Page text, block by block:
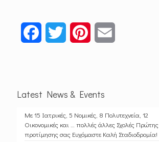
FacebookTwitter Pinterest
Latest News & Events
Με 15 Ιατρικές, 5 Νομικές, 8 Πολυτεχνεία, 12
Οικονομικές και … πολλές άλλες Σχολές Πρώτης
προτίμησης σας Ευχόμαστε Καλή Σταδιοδρομία!